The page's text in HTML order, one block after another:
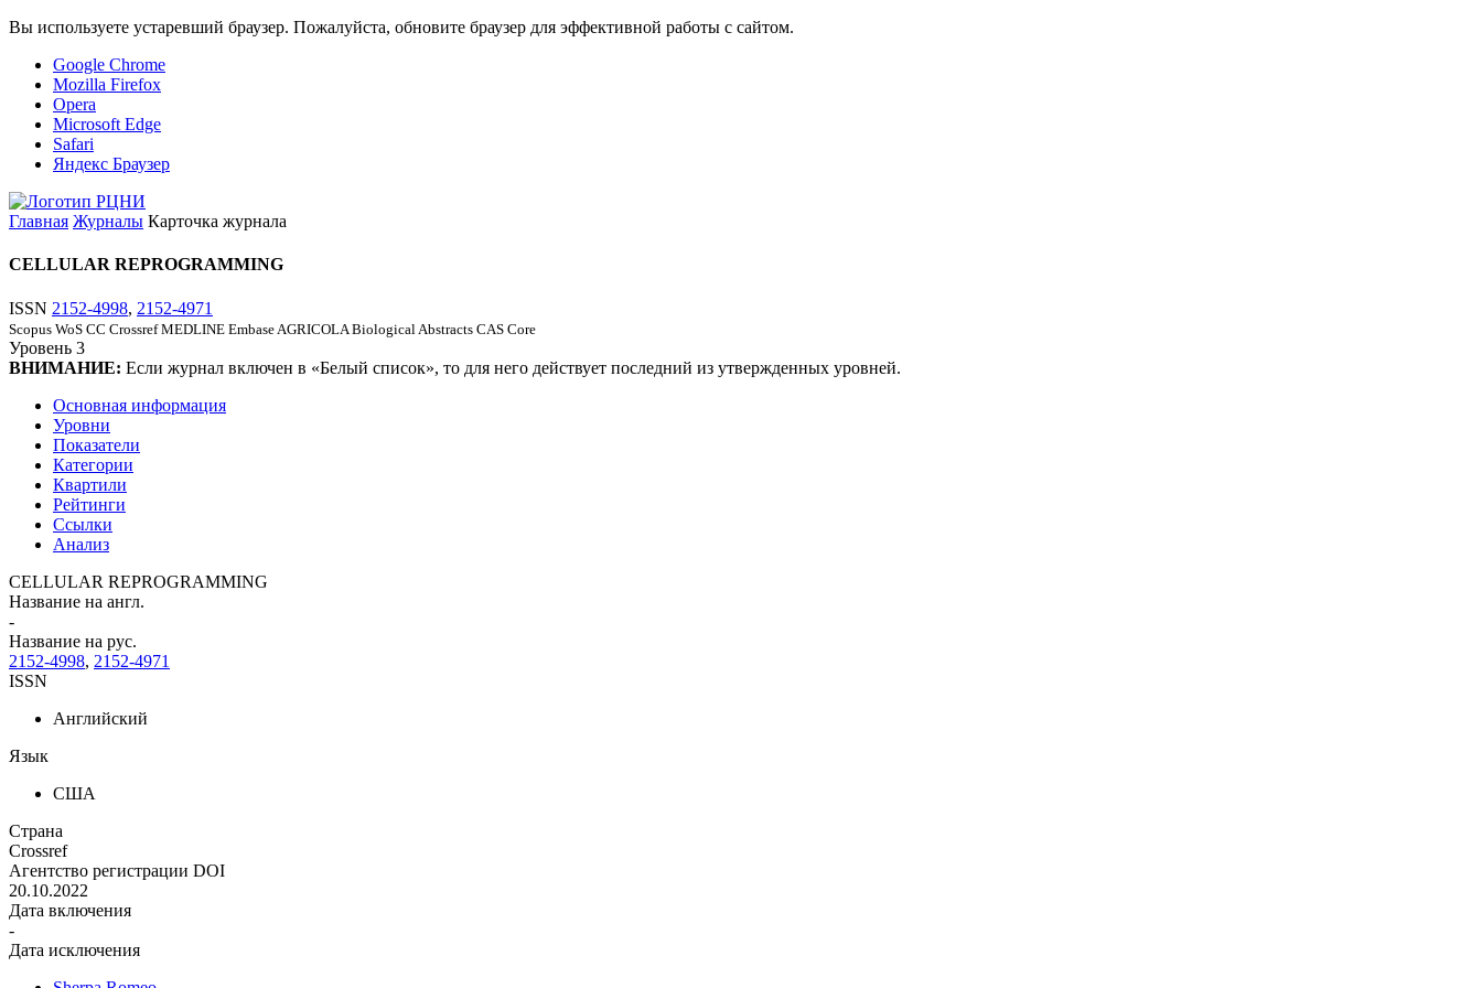
Вы используете устаревший браузер. Пожалуйста, обновите браузер для эффективной работы с сайтом.
Google Chrome
Mozilla Firefox
Opera
Microsoft Edge
Safari
Яндекс Браузер
Главная Журналы Карточка журнала
CELLULAR REPROGRAMMING
ISSN 2152-4998, 2152-4971
Scopus WoS CC Crossref MEDLINE Embase AGRICOLA Biological Abstracts CAS Core
Уровень 3
ВНИМАНИЕ: Если журнал включен в «Белый список», то для него действует последний из утвержденных уровней.
Основная информация
Уровни
Показатели
Категории
Квартили
Рейтинги
Ссылки
Анализ
CELLULAR REPROGRAMMING
Название на англ.
-
Название на рус.
2152-4998, 2152-4971
ISSN
Английский
Язык
США
Страна
Crossref
Агентство регистрации DOI
20.10.2022
Дата включения
-
Дата исключения